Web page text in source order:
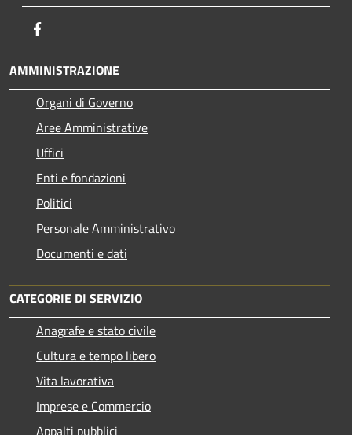
AMMINISTRAZIONE
Organi di Governo
Aree Amministrative
Uffici
Enti e fondazioni
Politici
Personale Amministrativo
Documenti e dati
CATEGORIE DI SERVIZIO
Anagrafe e stato civile
Cultura e tempo libero
Vita lavorativa
Imprese e Commercio
Appalti pubblici